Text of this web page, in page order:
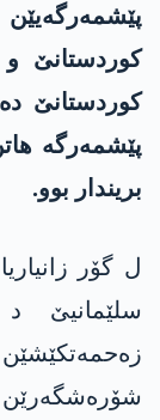
کوردستانێ
پێشمەرگە
بریندار بوو.
ل گۆر
سلێمانیێ د
شۆرەشگەرێن